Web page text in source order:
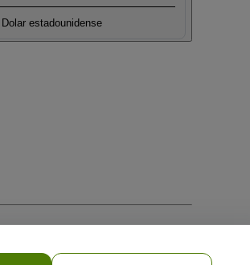
Dolar estadounidense
para Móviles